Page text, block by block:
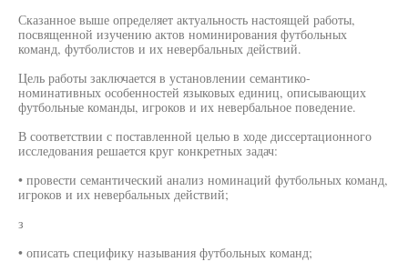
Сказанное выше определяет актуальность настоящей работы,
посвященной изучению актов номинирования футбольных
команд, футболистов и их невербальных действий.
Цель работы заключается в установлении семантико-
номинативных особенностей языковых единиц, описывающих
футбольные команды, игроков и их невербальное поведение.
В соответствии с поставленной целью в ходе диссертационного
исследования решается круг конкретных задач:
• провести семантический анализ номинаций футбольных команд,
игроков и их невербальных действий;
з
• описать специфику называния футбольных команд;